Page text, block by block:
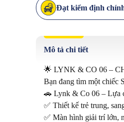
Đạt kiểm định
Mô tả chi tiết
🌟 LYNK & CO 06 –
Bạn đang tìm một chiếc
🚗 Lynk & Co 06 – Lựa
✅ Thiết kế trẻ trung,
✅ Màn hình giải trí lớn,